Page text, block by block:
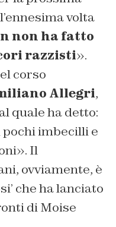
volta
non ha fatto
razzisti».
corso
Allegri,
quale ha detto:
imbecilli e
Il
ovviamente, è
che ha lanciato
di Moise